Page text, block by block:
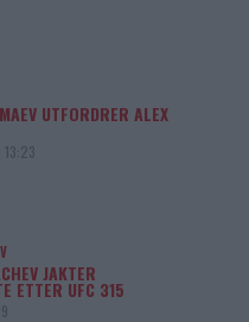
UTFORDRER ALEX
JAKTER
ETTER UFC 315